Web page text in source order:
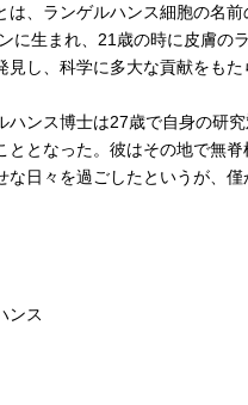
は、ランゲルハンス細胞の名
に生まれ、21歳の時に皮膚の
見し、科学に多大な貢献をも
ハンス博士は27歳で自身の研
ととなった。彼はその地で無
な日々を過ごしたというが、
ンス